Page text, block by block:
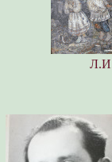
Л.И.